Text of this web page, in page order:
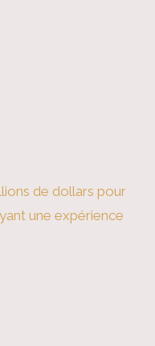
de dollars pour
une expérience